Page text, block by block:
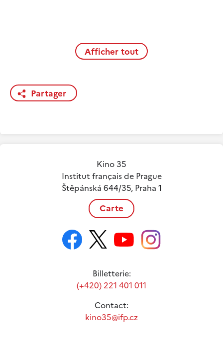
Afficher tout
Partager
Kino 35
Institut français de Prague
Štěpánská 644/35, Praha 1
Carte
Billetterie:
(+420) 221 401 011
Contact:
kino35@ifp.cz